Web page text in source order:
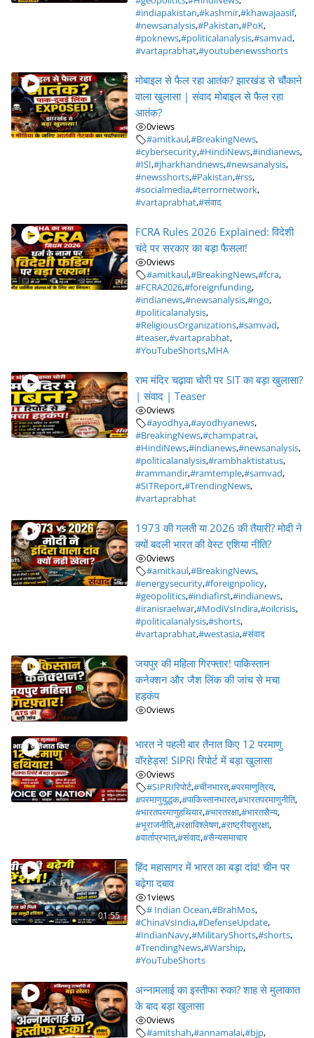
#indiapakistan,#kashmir,#khawajaasif,
#newsanalysis,#Pakistan,#PoK,
#poknews,#politicalanalysis,#samvad,
#vartaprabhat,#youtubenewsshorts
मोबाइल से फैल रहा आतंक? झारखंड से चौंकाने
वाला खुलासा | संवाद मोबाइल से फैल रहा
आतंक?
0views
#amitkaul,#BreakingNews,
#cybersecurity,#HindiNews,#indianews,
#ISI,#jharkhandnews,#newsanalysis,
#newsshorts,#Pakistan,#rss,
#socialmedia,#terrornetwork,
#vartaprabhat,#संवाद
FCRA Rules 2026 Explained: विदेशी
चंदे पर सरकार का बड़ा फैसला!
0views
#amitkaul,#BreakingNews,#fcra,
#FCRA2026,#foreignfunding,
#indianews,#newsanalysis,#ngo,
#politicalanalysis,
#ReligiousOrganizations,#samvad,
#teaser,#vartaprabhat,
#YouTubeShorts,MHA
राम मंदिर चढ़ावा चोरी पर SIT का बड़ा खुलासा?
| संवाद | Teaser
0views
#ayodhya,#ayodhyanews,
#BreakingNews,#champatrai,
#HindiNews,#indianews,#newsanalysis,
#politicalanalysis,#rambhaktistatus,
#rammandir,#ramtemple,#samvad,
#SITReport,#TrendingNews,
#vartaprabhat
1973 की गलती या 2026 की तैयारी? मोदी ने
क्यों बदली भारत की वेस्ट एशिया नीति?
0views
#amitkaul,#BreakingNews,
#energysecurity,#foreignpolicy,
#geopolitics,#indiafirst,#indianews,
#iranisraelwar,#ModiVsIndira,#oilcrisis,
#politicalanalysis,#shorts,
#vartaprabhat,#westasia,#संवाद
जयपुर की महिला गिरफ्तार! पाकिस्तान
कनेक्शन और जैश लिंक की जांच से मचा
हड़कंप
0views
भारत ने पहली बार तैनात किए 12 परमाणु
वॉरहेड्स! SIPRI रिपोर्ट में बड़ा खुलासा
0views
#SIPRIरिपोर्ट,#चीनभारत,#परमाणुत्रिय,
#परमाणुयुद्धक,#पाकिस्तानभारत,#भारतपरमाणुनीति,
#भारतपरमाणुहथियार,#भारतरक्षा,#भारतसैन्य,
#भूराजनीति,#रक्षाविश्लेषण,#राष्ट्रीयसुरक्षा,
#वार्ताप्रभात,#संवाद,#सैन्यसमाचार
01:55
हिंद महासागर में भारत का बड़ा दांव! चीन पर
बढ़ेगा दबाव
1views
# Indian Ocean,#BrahMos,
#ChinaVsIndia,#DefenseUpdate,
#IndianNavy,#MilitaryShorts,#shorts,
#TrendingNews,#Warship,
#YouTubeShorts
अन्नामलाई का इस्तीफा रुका? शाह से मुलाकात
के बाद बड़ा खुलासा
0views
#amitshah,#annamalai,#bjp,